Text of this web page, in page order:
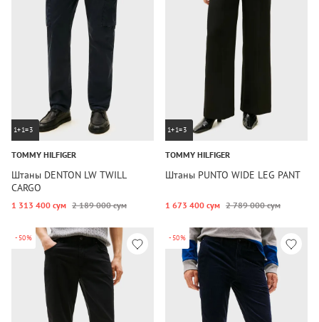
1+1=3
TOMMY HILFIGER
Штаны DENTON LW TWILL
CARGO
1 313 400 сум 2 189 000 сум
1+1=3
TOMMY HILFIGER
Штаны PUNTO WIDE LEG PANT
1 673 400 сум 2 789 000 сум
-50% -50%